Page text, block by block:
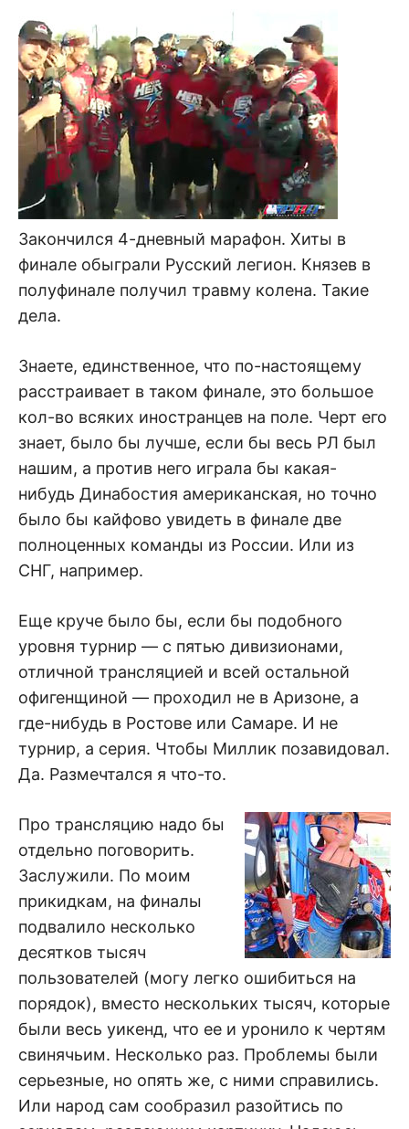
Закончился 4-дневный марафон. Хиты в
финале обыграли Русский легион. Князев в
полуфинале получил травму колена. Такие
дела.
Знаете, единственное, что по-настоящему
расстраивает в таком финале, это большое
кол-во всяких иностранцев на поле. Черт его
знает, было бы лучше, если бы весь РЛ был
нашим, а против него играла бы какая-
нибудь Динабостия американская, но точно
было бы кайфово увидеть в финале две
полноценных команды из России. Или из
СНГ, например.
Еще круче было бы, если бы подобного
уровня турнир — с пятью дивизионами,
отличной трансляцией и всей остальной
офигенщиной — проходил не в Аризоне, а
где-нибудь в Ростове или Самаре. И не
турнир, а серия. Чтобы Миллик позавидовал.
Да. Размечтался я что-то.
Про трансляцию надо бы
отдельно поговорить.
Заслужили. По моим
прикидкам, на финалы
подвалило несколько
десятков тысяч
пользователей (могу легко ошибиться на
порядок), вместо нескольких тысяч, которые
были весь уикенд, что ее и уронило к чертям
свинячьим. Несколько раз. Проблемы были
серьезные, но опять же, с ними справились.
Или народ сам сообразил разойтись по